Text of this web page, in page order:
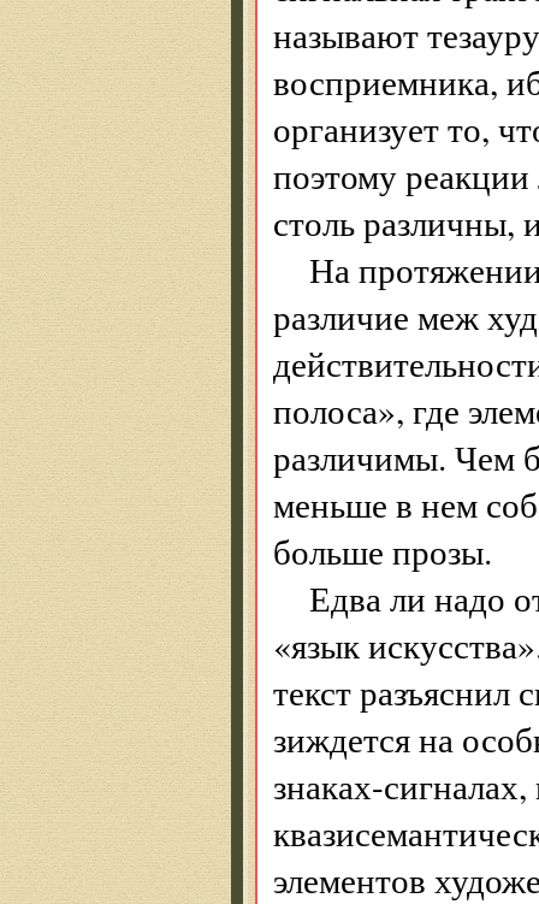
называют
восприемника,
организует то,
поэтому
столь различны,
На
различие меж
полоса», где
различимы. Чем
меньше в нем
больше прозы.
Едва ли надо
«язык
текст разъяснил
зиждется на
знаках-
элементов